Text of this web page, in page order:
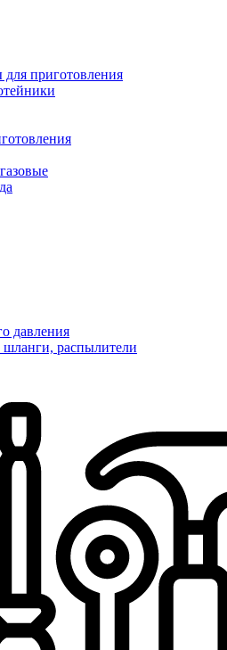
приготовления
давления
распылители